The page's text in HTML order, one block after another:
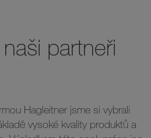
partneři
Hagleitner jsme si vybrali
vysoké kvality produktů a